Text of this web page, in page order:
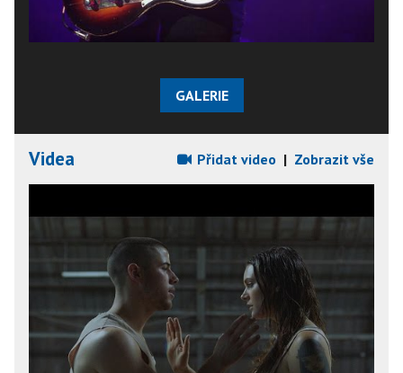
GALERIE
Videa Přidat video | Zobrazit vše